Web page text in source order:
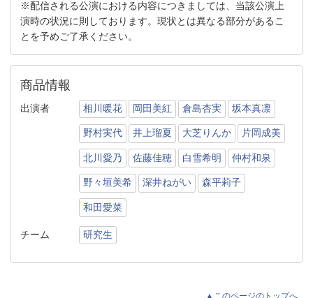
※配信される公演における内容につきましては、当該公演上
演時の状況に則しております。現状とは異なる部分があるこ
とを予めご了承ください。
商品情報
出演者 相川暖花 岡田美紅 倉島杏実 坂本真凛
野村実代 井上瑠夏 大芝りんか 片岡成美
北川愛乃 佐藤佳穂 白雪希明 仲村和泉
野々垣美希 深井ねがい 森平莉子
和田愛菜
チーム 研究生